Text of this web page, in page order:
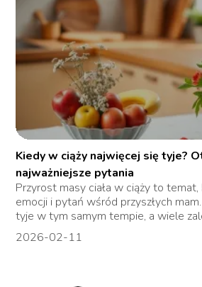
Kiedy w ciąży najwięcej się tyje?
najważniejsze pytania
Przyrost masy ciała w ciąży to
emocji i pytań wśród przyszłych
tyje w tym samym tempie, a wiele
2026-02-11